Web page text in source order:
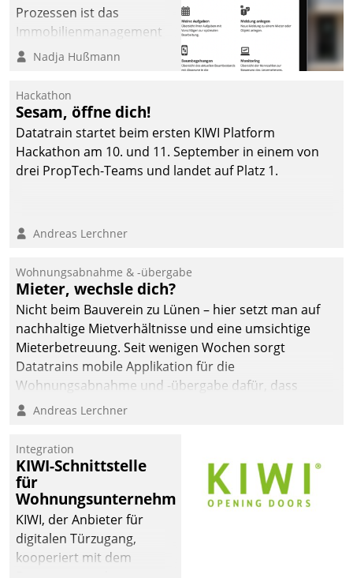
Prozessen ist das
Immobilienmanagement
der Bayerischen
Ressort Kapitalanlage für
künftige Aufgaben und
Herausforderungen
gerüstet.
Nadja Hußmann
Hackathon
Sesam, öffne dich!
Datatrain startet beim ersten KIWI Platform
Hackathon am 10. und 11. September in einem von
drei PropTech-Teams und landet auf Platz 1.
Andreas Lerchner
Wohnungsabnahme & -übergabe
Mieter, wechsle dich?
Nicht beim Bauverein zu Lünen – hier setzt man auf
nachhaltige Mietverhältnisse und eine umsichtige
Mieterbetreuung. Seit wenigen Wochen sorgt
Datatrains mobile Applikation für die
Wohnungsabnahme und -übergabe dafür, dass
Mieter wohlgeordnet kommen und, so es sein muss,
Andreas Lerchner
Integration
KIWI-Schnittstelle
für
Wohnungsunternehmen
KIWI, der Anbieter für
digitalen Türzugang,
kooperiert mit dem